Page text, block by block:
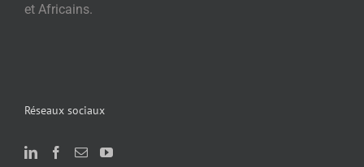
et Africains.
Réseaux sociaux